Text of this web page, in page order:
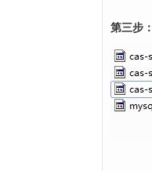
第三步